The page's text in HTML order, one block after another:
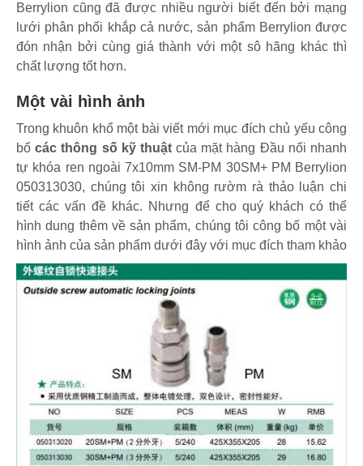
Berrylion cũng đã được nhiều người biết đến bởi mạng
lưới phân phối khắp cả nước, sản phẩm Berrylion được
đón nhận bởi cùng giá thành với một sô hãng khác thì
chất lượng tốt hơn.
Một vài hình ảnh
Trong khuôn khổ một bài viết mới mục đích chủ yếu công
bốcác thông số kỹ thuậtcủa mặt hàng Đầu nối nhanh
tự khóa ren ngoài 7x10mm SM-PM 30SM+ PM Berrylion
050313030, chúng tôi xin không rườm rà thảo luận chi
tiết các vấn đề khác. Nhưng để cho quý khách có thể
hình dung thêm về sản phẩm, chúng tôi công bố một vài
hình ảnh của sản phẩm dưới đây với mục đích tham khảo